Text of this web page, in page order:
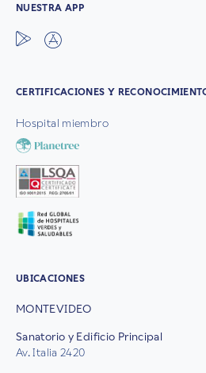
NUESTRA APP
CERTIFICACIONES Y
Hospital miembro
UBICACIONES
MONTEVIDEO
Sanatorio y Edificio Principal
Av. Italia 2420